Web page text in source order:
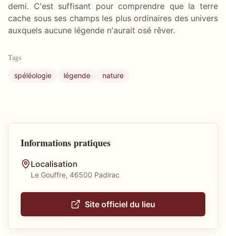
demi. C'est suffisant pour comprendre que la terre
cache sous ses champs les plus ordinaires des univers
auxquels aucune légende n'aurait osé rêver.
Tags
spéléologie légende nature
Informations pratiques
Localisation
Le Gouffre, 46500 Padirac
Site officiel du lieu